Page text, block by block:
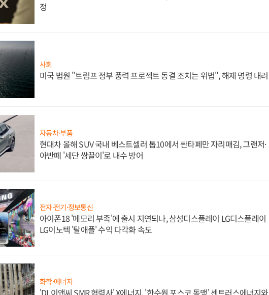
정
사회
미국 법원 "트럼프 정부 풍력 프로젝트 동결 조치는 위법", 해제 명령 내려
자동차·부품
현대차 올해 SUV 국내 베스트셀러 톱10에서 싼타페만 자리매김, 그랜저·
아반떼 '세단 쌍끌이'로 내수 방어
전자·전기·정보통신
아이폰18 '메모리 부족'에 출시 지연되나, 삼성디스플레이 LG디스플레이
LG이노텍 '탈애플' 수익 다각화 속도
화학·에너지
'DL이앤씨 SMR 협력사' X에너지, '한수원 포스코 동맹' 센트러스에너지와